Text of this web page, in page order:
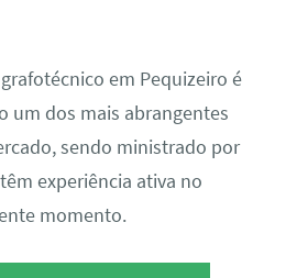
em Pequizeiro é
um dos mais abrangentes
sendo ministrado por
experiência ativa no
momento.